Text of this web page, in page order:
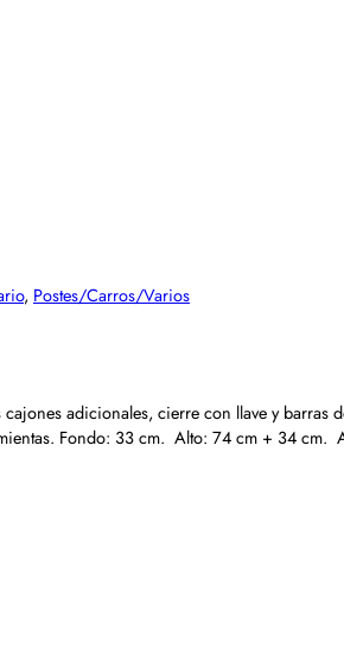
, Postes/Carros/Varios
adicionales, cierre con llave y
Fondo: 33 cm. Alto: 74 cm + 34 cm.